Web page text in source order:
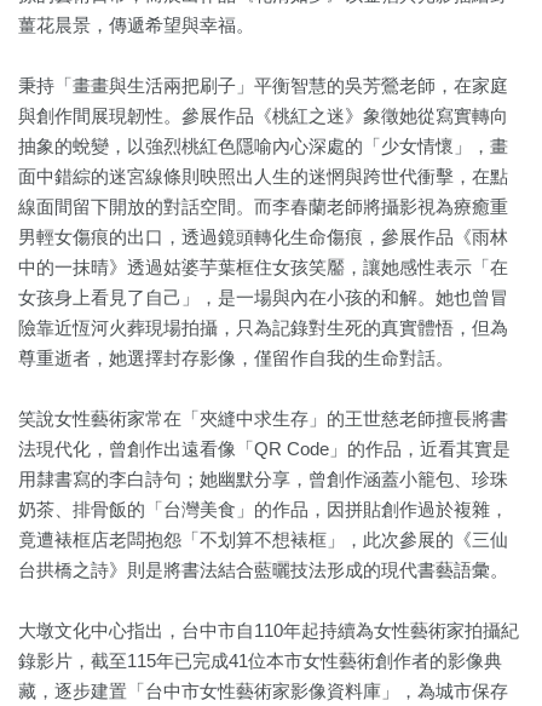
薑花晨景，傳遞希望與幸福。
秉持「畫畫與生活兩把刷子」平衡智慧的吳芳鶯老師，在家庭
與創作間展現韌性。參展作品《桃紅之迷》象徵她從寫實轉向
抽象的蛻變，以強烈桃紅色隱喻內心深處的「少女情懷」，畫
面中錯綜的迷宮線條則映照出人生的迷惘與跨世代衝擊，在點
線面間留下開放的對話空間。而李春蘭老師將攝影視為療癒重
男輕女傷痕的出口，透過鏡頭轉化生命傷痕，參展作品《雨林
中的一抹晴》透過姑婆芋葉框住女孩笑靨，讓她感性表示「在
女孩身上看見了自己」，是一場與內在小孩的和解。她也曾冒
險靠近恆河火葬現場拍攝，只為記錄對生死的真實體悟，但為
尊重逝者，她選擇封存影像，僅留作自我的生命對話。
笑說女性藝術家常在「夾縫中求生存」的王世慈老師擅長將書
法現代化，曾創作出遠看像「QR Code」的作品，近看其實是
用隸書寫的李白詩句；她幽默分享，曾創作涵蓋小籠包、珍珠
奶茶、排骨飯的「台灣美食」的作品，因拼貼創作過於複雜，
竟遭裱框店老闆抱怨「不划算不想裱框」，此次參展的《三仙
台拱橋之詩》則是將書法結合藍曬技法形成的現代書藝語彙。
大墩文化中心指出，台中市自110年起持續為女性藝術家拍攝紀
錄影片，截至115年已完成41位本市女性藝術創作者的影像典
藏，逐步建置「台中市女性藝術家影像資料庫」，為城市保存